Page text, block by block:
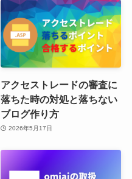
アクセストレードの審査に
落ちた時の対処と落ちない
ブログ作り方
2026年5月17日